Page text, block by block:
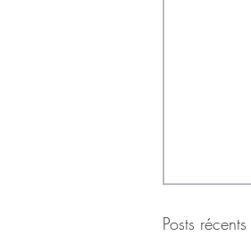
Posts récents